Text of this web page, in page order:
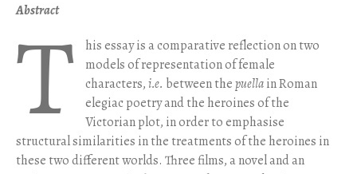
Abstract
T
his essay is a comparative reflection on two
models of representation of female
characters,i.e. between thepuellain Roman
elegiac poetry and the heroines of the
Victorian plot, in order to emphasise
structural similarities in the treatments of the heroines in
these two different worlds. Three films, a novel and an